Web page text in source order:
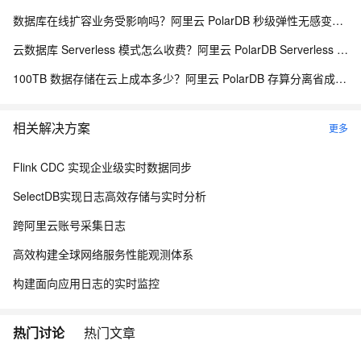
数据库在线扩容业务受影响吗？阿里云 PolarDB 秒级弹性无感变配解析
云数据库 Serverless 模式怎么收费？阿里云 PolarDB Serverless 按需计费解析
100TB 数据存储在云上成本多少？阿里云 PolarDB 存算分离省成本解析
相关解决方案 更多
Flink CDC 实现企业级实时数据同步
SelectDB实现日志高效存储与实时分析
跨阿里云账号采集日志
高效构建全球网络服务性能观测体系
构建面向应用日志的实时监控
热门讨论 热门文章